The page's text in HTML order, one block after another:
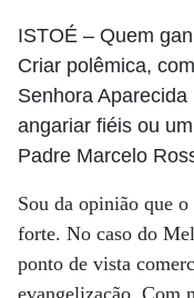
ISTOÉ – Quem
Criar polêmica,
Senhora
angariar fiéis ou
Padre Marcelo
Sou da opinião que
forte. No caso do
ponto de vista
evangelização. Com